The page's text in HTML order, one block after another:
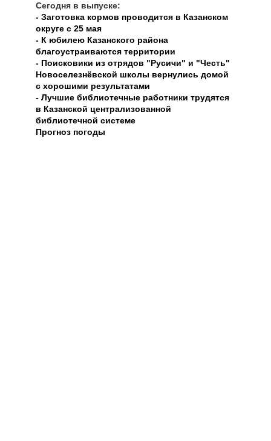
Сегодня в выпуске:
- Заготовка кормов проводится в Казанском
округе с 25 мая
- К юбилею Казанского района
благоустраиваются территории
- Поисковики из отрядов "Русичи" и "Честь"
Новоселезнёвской школы вернулись домой
с хорошими результатами
- Лучшие библиотечные работники трудятся
в Казанской централизованной
библиотечной системе
Прогноз погоды